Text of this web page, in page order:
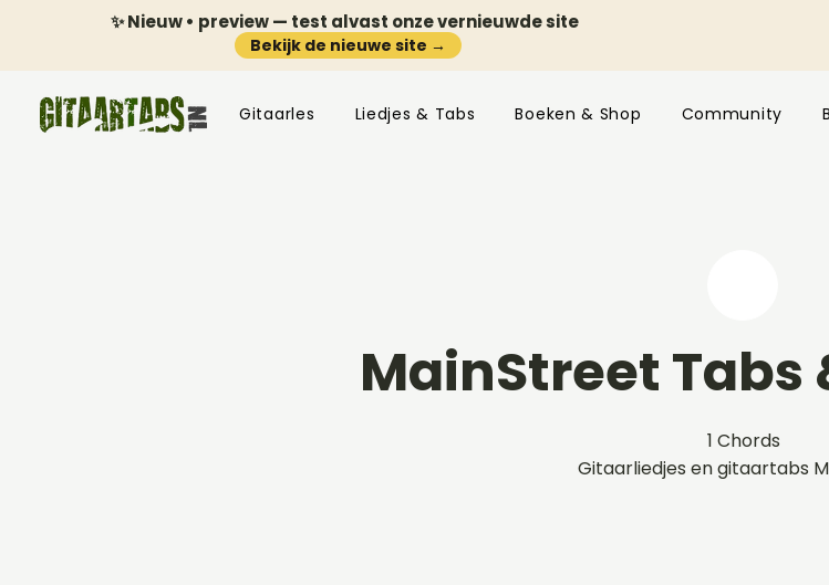
✨ Nieuw • preview — test alvast onze vernieuwde site
Bekijk de nieuwe site →
Gitaarles Liedjes & Tabs Boeken & Shop Community
MainStreet Tabs
1 Chords
Gitaarliedjes en gitaartabs